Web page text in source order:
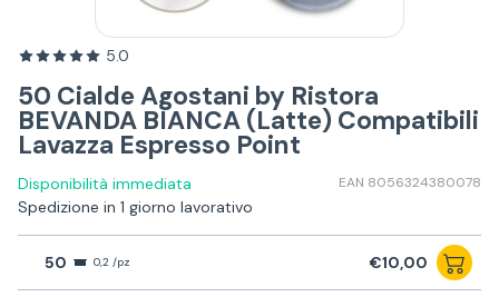
5.0
50 Cialde Agostani by Ristora
BEVANDA BIANCA (Latte) Compatibili
Lavazza Espresso Point
Disponibilità immediata EAN 8056324380078
Spedizione in 1 giorno lavorativo
50 0,2 /pz €10,00